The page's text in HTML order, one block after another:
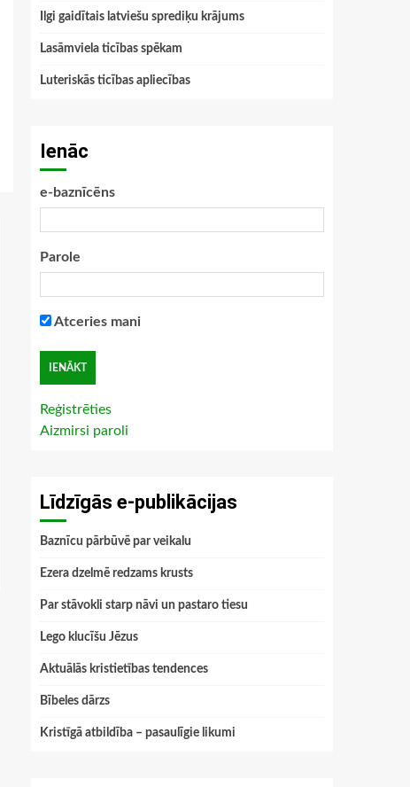
Ilgi gaidītais latviešu sprediķu krājums
Lasāmviela ticības spēkam
Luteriskās ticības apliecības
Ienāc
e-baznīcēns
Parole
Atceries mani
Reģistrēties
Aizmirsi paroli
Līdzīgās e-publikācijas
Baznīcu pārbūvē par veikalu
Ezera dzelmē redzams krusts
Par stāvokli starp nāvi un pastaro tiesu
Lego klucīšu Jēzus
Aktuālās kristietības tendences
Bībeles dārzs
Kristīgā atbildība – pasaulīgie likumi